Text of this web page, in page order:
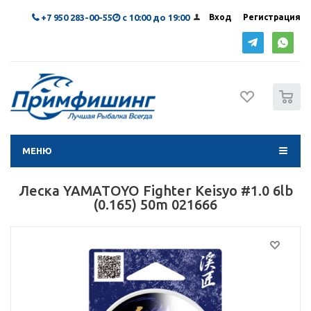
Вход Регистрация
+7 950 283-00-55 с 10:00 до 19:00
МЕНЮ
Леска YAMATOYO Fighter Keisyo #1.0 6lb
(0.165) 50m 021666